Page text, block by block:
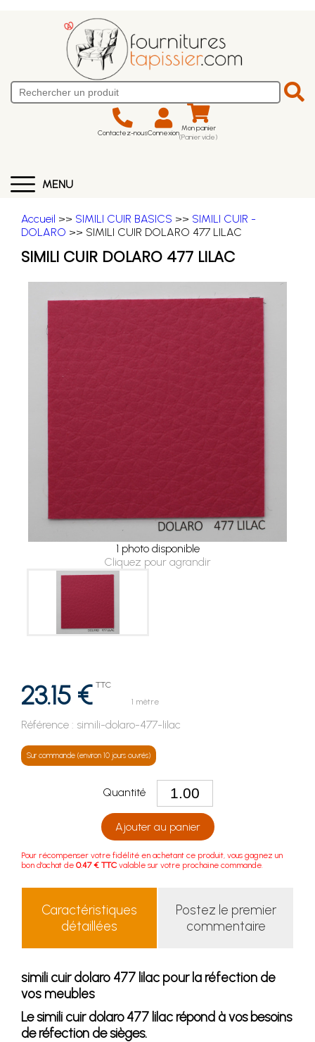
Contactez-nousConnexion Mon panier
(Panier vide)
MENU
Accueil >> SIMILI CUIR BASICS >> SIMILI CUIR -
DOLARO >> SIMILI CUIR DOLARO 477 LILAC
SIMILI CUIR DOLARO 477 LILAC
1 photo disponible
Cliquez pour agrandir
23.15 € TTC
1 mètre
Référence : simili-dolaro-477-lilac
Sur commande (environ 10 jours ouvrés)
Quantité
Ajouter au panier
Pour récompenser votre fidélité en achetant ce produit, vous gagnez un
bon d'achat de 0.47 € TTC valable sur votre prochaine commande.
Caractéristiques
détaillées
Postez le premier
commentaire
simili cuir dolaro 477 lilac pour la réfection de
vos meubles
Le simili cuir dolaro 477 lilac répond à vos besoins
de réfection de sièges.